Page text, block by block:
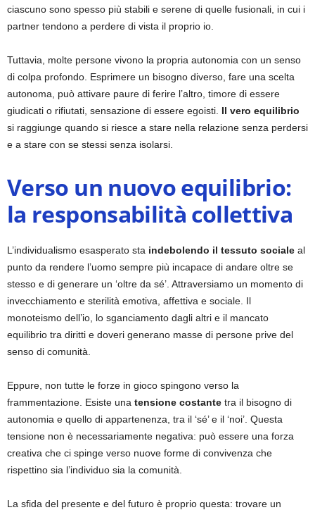
ciascuno sono spesso più stabili e serene di quelle fusionali, in cui i
partner tendono a perdere di vista il proprio io.
Tuttavia, molte persone vivono la propria autonomia con un senso
di colpa profondo. Esprimere un bisogno diverso, fare una scelta
autonoma, può attivare paure di ferire l’altro, timore di essere
giudicati o rifiutati, sensazione di essere egoisti. Il vero equilibrio
si raggiunge quando si riesce a stare nella relazione senza perdersi
e a stare con se stessi senza isolarsi.
Verso un nuovo equilibrio:
la responsabilità collettiva
L’individualismo esasperato sta indebolendo il tessuto sociale al
punto da rendere l’uomo sempre più incapace di andare oltre se
stesso e di generare un ‘oltre da sé’. Attraversiamo un momento di
invecchiamento e sterilità emotiva, affettiva e sociale. Il
monoteismo dell’io, lo sganciamento dagli altri e il mancato
equilibrio tra diritti e doveri generano masse di persone prive del
senso di comunità.
Eppure, non tutte le forze in gioco spingono verso la
frammentazione. Esiste una tensione costante tra il bisogno di
autonomia e quello di appartenenza, tra il ‘sé’ e il ‘noi’. Questa
tensione non è necessariamente negativa: può essere una forza
creativa che ci spinge verso nuove forme di convivenza che
rispettino sia l’individuo sia la comunità.
La sfida del presente e del futuro è proprio questa: trovare un